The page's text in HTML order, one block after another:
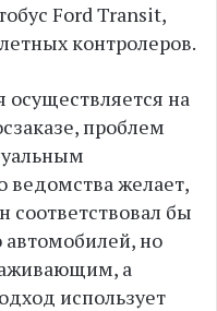
Ford Transit,
контролеров.
на
проблем
ведомства желает,
бы
но
а
использует